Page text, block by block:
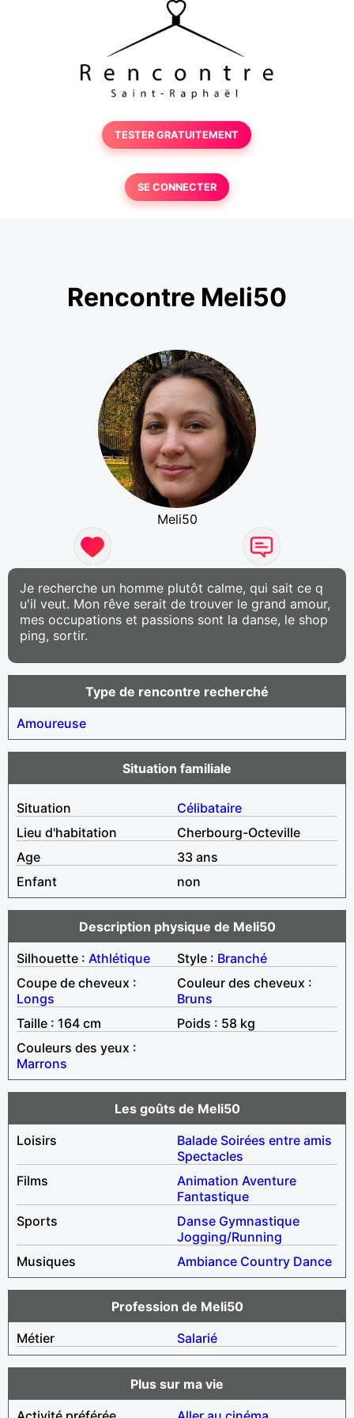
TESTER GRATUITEMENT
SE CONNECTER
Rencontre Meli50
Meli50
Je recherche un homme plutôt calme, qui sait ce q
u'il veut. Mon rêve serait de trouver le grand amour,
mes occupations et passions sont la danse, le shop
ping, sortir.
Type de rencontre recherché
Amoureuse
Situation familiale
Situation
Célibataire
Lieu d'habitation
Cherbourg-Octeville
Age
33 ans
Enfant
non
Description physique de Meli50
Silhouette : Athlétique Style : Branché
Coupe de cheveux :
Longs
Couleur des cheveux :
Bruns
Taille : 164 cm
Poids : 58 kg
Couleurs des yeux :
Marrons
Les goûts de Meli50
Loisirs
Balade Soirées entre amis
Spectacles
Films
Animation Aventure
Fantastique
Sports
Danse Gymnastique
Jogging/Running
Musiques
Ambiance Country Dance
Profession de Meli50
Métier
Salarié
Plus sur ma vie